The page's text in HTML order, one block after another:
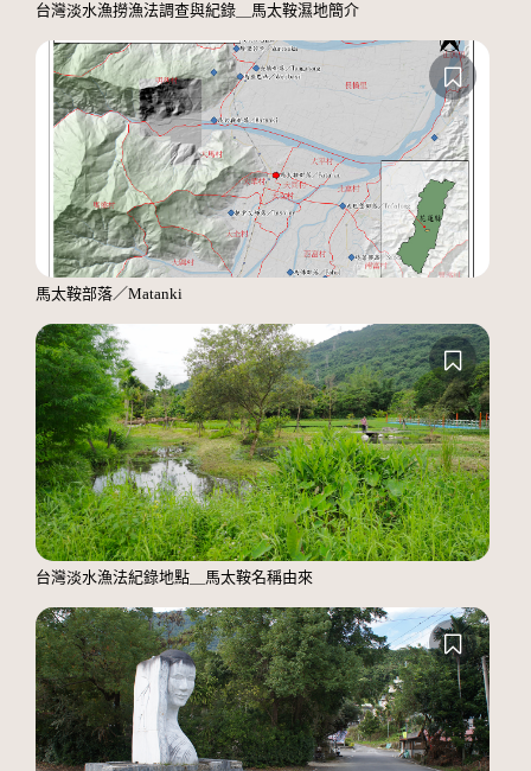
台灣淡水漁撈漁法調查與紀錄＿馬太鞍濕地簡介
馬太鞍部落／Matanki
台灣淡水漁法紀錄地點＿馬太鞍名稱由來